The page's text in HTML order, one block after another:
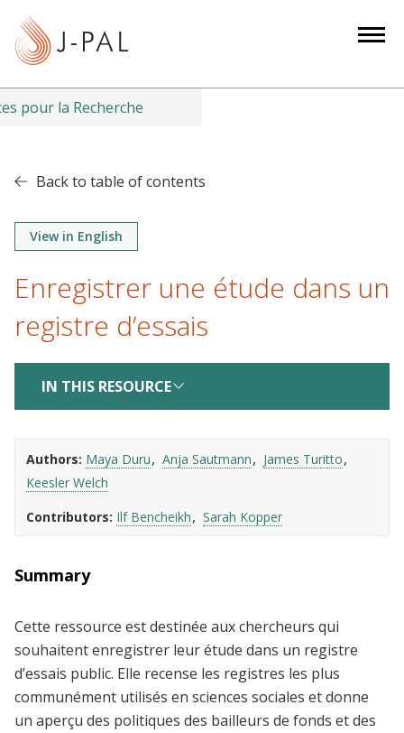
t
pour la Recherche
Back to table of contents
View in English
Enregistrer une étude dans un
registre d’essais
IN THIS RESOURCE
Authors Maya Duru Anja Sautmann
James Turitto
Keesler Welch
Contributors Ilf Bencheikh Sarah Kopper
Summary
Cette ressource est destinée aux chercheurs qui
souhaitent enregistrer leur étude dans un registre
d’essais public. Elle recense les registres les plus
communément utilisés en sciences sociales et donne
un aperçu des politiques des bailleurs de fonds et des